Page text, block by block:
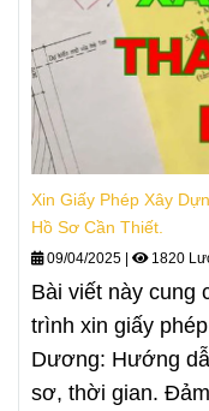
Xin Giấy Phép Xây
Hồ Sơ Cần Thiết.
09/04/2025 1820
Bài viết này cung
trình xin giấy
Dương: Hướng
sơ, thời gian.